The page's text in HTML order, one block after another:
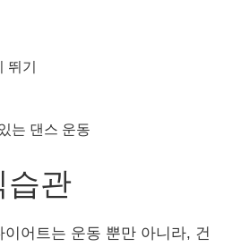
뛰기
는 댄스 운동
습관
어트는 운동 뿐만 아니라, 건